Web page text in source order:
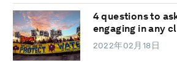
4 questions to
engaging in any
2022年02月18日